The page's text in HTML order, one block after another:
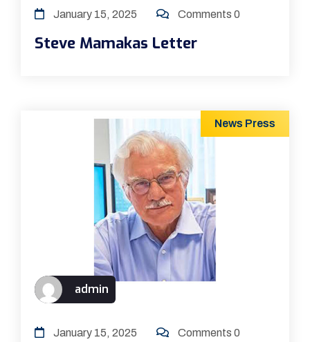
January 15, 2025 Comments 0
Steve Mamakas Letter
News Press
admin
January 15, 2025 Comments 0